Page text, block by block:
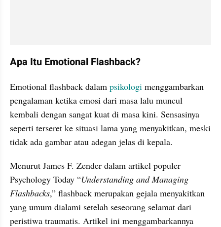
Apa Itu Emotional Flashback?
Emotional flashback dalam psikologi menggambarkan
pengalaman ketika emosi dari masa lalu muncul
kembali dengan sangat kuat di masa kini. Sensasinya
seperti terseret ke situasi lama yang menyakitkan, meski
tidak ada gambar atau adegan jelas di kepala.
Menurut James F. Zender dalam artikel populer
Psychology Today “Understanding and Managing
Flashbacks,” flashback merupakan gejala menyakitkan
yang umum dialami setelah seseorang selamat dari
peristiwa traumatis. Artikel ini menggambarkannya